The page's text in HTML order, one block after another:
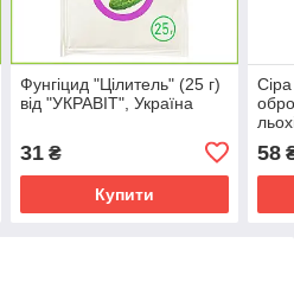
Фунгіцид "Цілитель" (25 г)
від "УКРАВІТ", Україна
31₴
Купити
58